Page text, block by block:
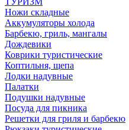
Ножи складные
Аккумуляторы холода
Барбекю, гриль, мангалы
Дождевики
Коврики туристические
Коптильня, щепа
Лодки надувные
Палатки
Подушки надувные
Посуда для пикника
Решетки для гриля и барбекю